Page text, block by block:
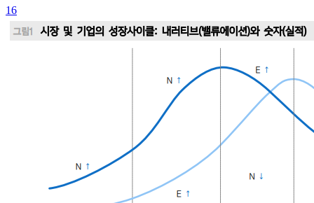
16